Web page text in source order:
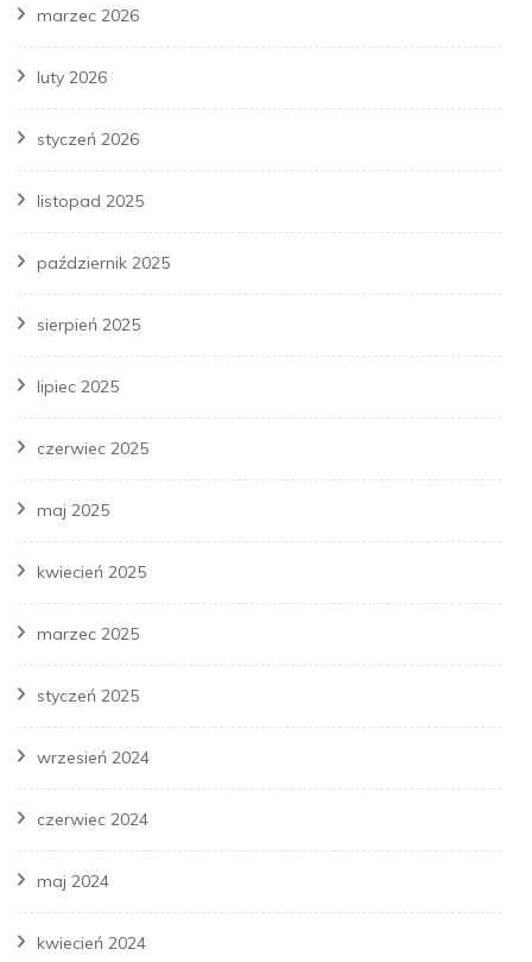
marzec 2026
luty 2026
styczeń 2026
listopad 2025
październik 2025
sierpień 2025
lipiec 2025
czerwiec 2025
maj 2025
kwiecień 2025
marzec 2025
styczeń 2025
wrzesień 2024
czerwiec 2024
maj 2024
kwiecień 2024